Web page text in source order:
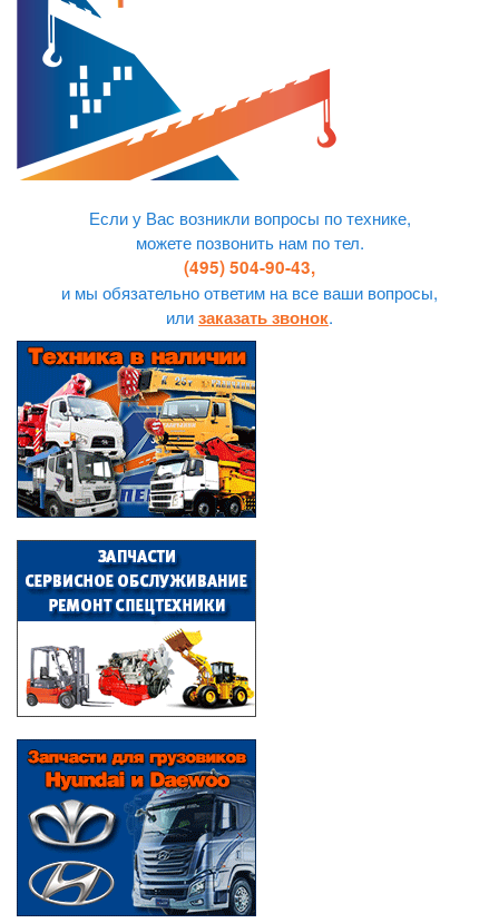
Если у Вас возникли вопросы по технике,
можете позвонить нам по тел.
(495) 504-90-43,
и мы обязательно ответим на все ваши вопросы,
илизаказать звонок.